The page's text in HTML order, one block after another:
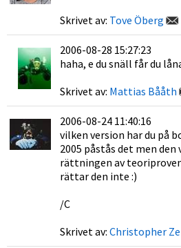
Skrivet av: Tove Öberg
2006-08-28 15:27:23
haha, e du snäll får du
Skrivet av: Mattias Bååth
2006-08-24 11:40:16
vilken version har du på
2005 påstås det men den
rättningen av
rättar den inte :)
/C
Skrivet av: Christopher